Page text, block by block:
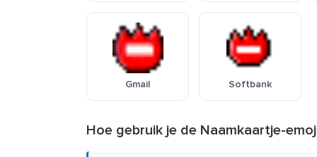
Gmail Softbank
Hoe gebruik je de Naamkaartje-